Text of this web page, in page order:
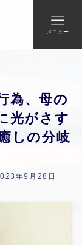
メニュー
為、母の
光がさす
しの分岐
年9月28日